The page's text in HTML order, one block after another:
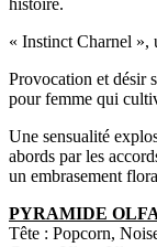
histoire.
« Instinct Charnel »,
Provocation et désir
pour femme qui
Une sensualité
abords par les
un embrasement
PYRAMIDE
Tête : Popcorn,